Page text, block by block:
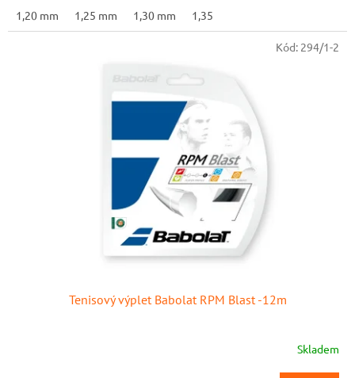
1,20 mm 1,25 mm 1,30 mm 1,35
Tenisový výplet Babolat RPM Blast -12m
Skladem
Kód: 294/1-2